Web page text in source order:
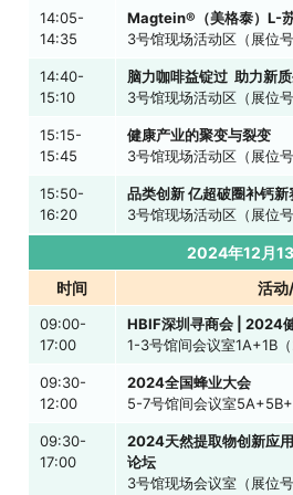
14:05-
14:35
Magtein®️（美格泰）L-
3号馆现场活动区（展位
14:40-
15:10
脑力咖啡益锭过 助力新
3号馆现场活动区（展位
15:15-
15:45
健康产业的聚变与裂变
3号馆现场活动区（展位
15:50-
16:20
品类创新 亿超破圈补钙新
3号馆现场活动区（展位
2024年12月
时间
活动
09:00-
17:00
HBIF深圳寻商会 | 2024
1-3号馆间会议室1A+1B（
09:30-
12:00
2024全国蜂业大会
5-7号馆间会议室
09:30-
17:00
2024天然提取物创新应
论坛
3号馆现场会议室（展位